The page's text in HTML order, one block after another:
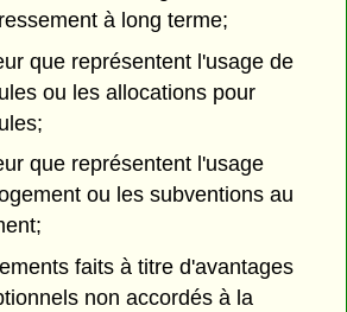
à long terme;
que représentent l'usage de
ou les allocations pour
que représentent l'usage
ou les subventions au
faits à titre d'avantages
non accordés à la